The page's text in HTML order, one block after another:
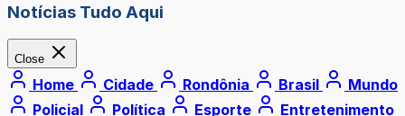
Notícias Tudo Aqui
Close
Home Cidade Rondônia Brasil
Mundo
Policial
Política Esporte
Entretenimento